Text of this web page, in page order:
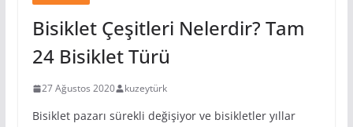
Bisiklet Çeşitleri Nelerdir? Tam
24 Bisiklet Türü
27 Ağustos 2020 kuzeytürk
Bisiklet pazarı sürekli değişiyor ve bisikletler yıllar